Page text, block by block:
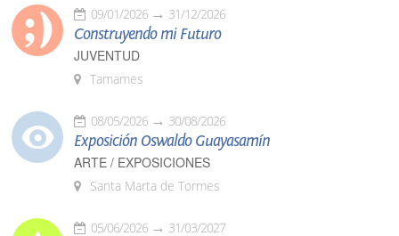
09/01/2026 31/12/2026
Construyendo mi Futuro
JUVENTUD
Tamames
08/05/2026 30/08/2026
Exposición Oswaldo Guayasamín
ARTE / EXPOSICIONES
Santa Marta de Tormes
05/06/2026 31/03/2027